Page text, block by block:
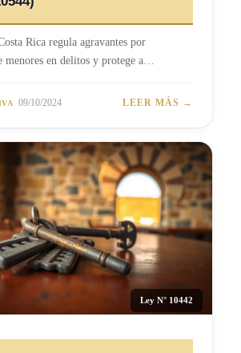
Rica regula agravantes por
menores en delitos y protege a…
09/10/2024 LEER MÁS →
Ley N° 10442